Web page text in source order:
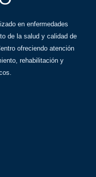
en enfermedades
de la salud y calidad de
ofreciendo atención
rehabilitación y